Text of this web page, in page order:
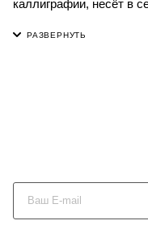
каллиграфии, несёт в